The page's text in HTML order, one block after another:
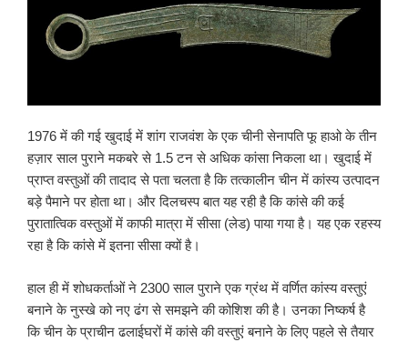
1976 में की गई खुदाई में शांग राजवंश के एक चीनी सेनापति फू हाओ के तीन
हज़ार साल पुराने मकबरे से 1.5 टन से अधिक कांसा निकला था। खुदाई में
प्राप्त वस्तुओं की तादाद से पता चलता है कि तत्कालीन चीन में कांस्य उत्पादन
बड़े पैमाने पर होता था। और दिलचस्प बात यह रही है कि कांसे की कई
पुरातात्विक वस्तुओं में काफी मात्रा में सीसा (लेड) पाया गया है। यह एक रहस्य
रहा है कि कांसे में इतना सीसा क्यों है।
हाल ही में शोधकर्ताओं ने 2300 साल पुराने एक ग्रंथ में वर्णित कांस्य वस्तुएं
बनाने के नुस्खे को नए ढंग से समझने की कोशिश की है। उनका निष्कर्ष है
कि चीन के प्राचीन ढलाईघरों में कांसे की वस्तुएं बनाने के लिए पहले से तैयार